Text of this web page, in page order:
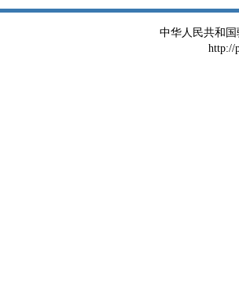
中华人民共和
http://